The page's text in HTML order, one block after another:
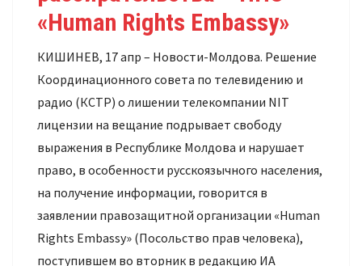
«Human Rights Embassy»
КИШИНЕВ, 17 апр – Новости-Молдова. Решение
Координационного совета по телевидению и
радио (КСТР) о лишении телекомпании NIT
лицензии на вещание подрывает свободу
выражения в Республике Молдова и нарушает
право, в особенности русскоязычного населения,
на получение информации, говорится в
заявлении правозащитной организации «Human
Rights Embassy» (Посольство прав человека),
поступившем во вторник в редакцию ИА